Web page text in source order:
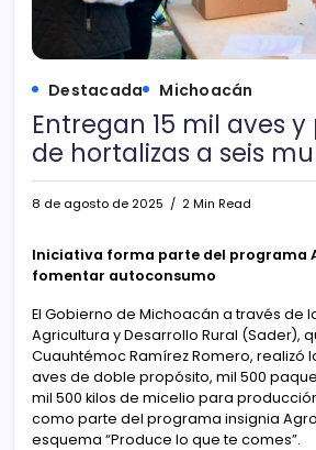
Destacada Michoacán
Entregan 15 mil aves
de hortalizas a seis
8 de agosto de 2025 2 Min Read
Iniciativa forma parte del programa
fomentar autoconsumo
El Gobierno de Michoacán a través de
Agricultura y Desarrollo Rural (Sader),
Cuauhtémoc Ramírez Romero, realizó
aves de doble propósito, mil 500
mil 500 kilos de micelio para
como parte del programa insignia
esquema “Produce lo que te comes”.